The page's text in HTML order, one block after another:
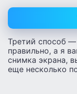
Третий способ —
правильно, а я
снимка экрана,
еще несколько